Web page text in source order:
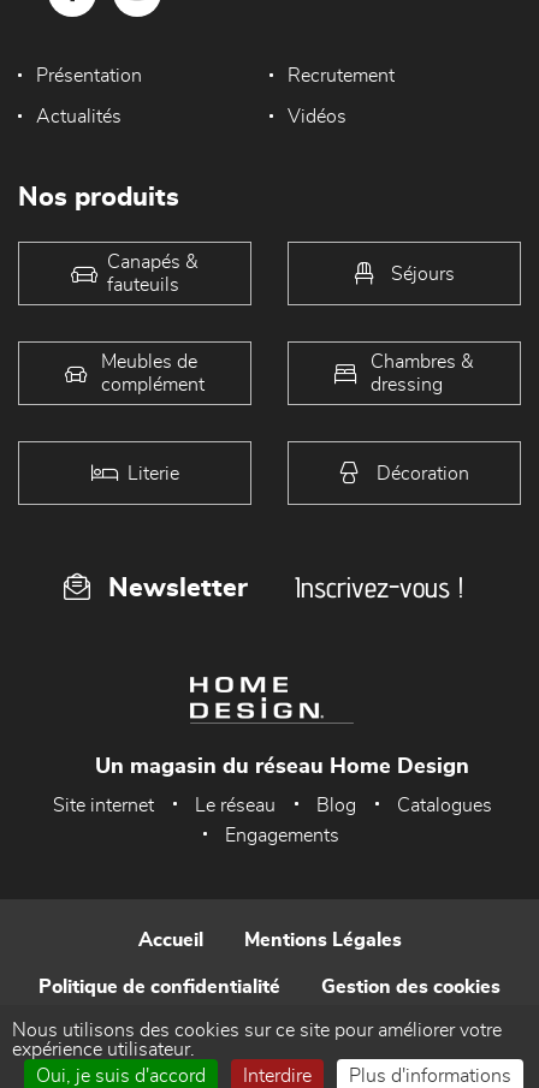
Présentation Recrutement
Actualités Vidéos
Nos produits
Canapés &
fauteuils
Séjours
Meubles de
complément
Chambres &
dressing
Literie Décoration
Newsletter Inscrivez-vous !
Un magasin du réseau Home Design
Site internet Le réseau Blog
Catalogues
Engagements
Accueil Mentions Légales
Politique de confidentialité Gestion des cookies
Contact
Nous utilisons des cookies sur ce site pour améliorer votre
expérience utilisateur.
Oui, je suis d'accord
Interdire Plus d'informations